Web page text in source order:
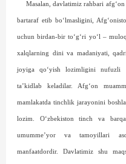
Masalan, davlatimiz rahbari
bartaraf etib bo‘lmasligini,
uchun birdan-bir to‘g‘ri yo‘l –
xalqlarning dini va madaniyati,
joyiga qo‘yish lozimligini nufuzli
ta’kidlab keladilar. Afg‘on
mamlakatda tinchlik jarayonini
lozim. O‘zbekiston tinch va
umumme’yor va tamoyillari
manfaatdordir. Davlatimiz shu